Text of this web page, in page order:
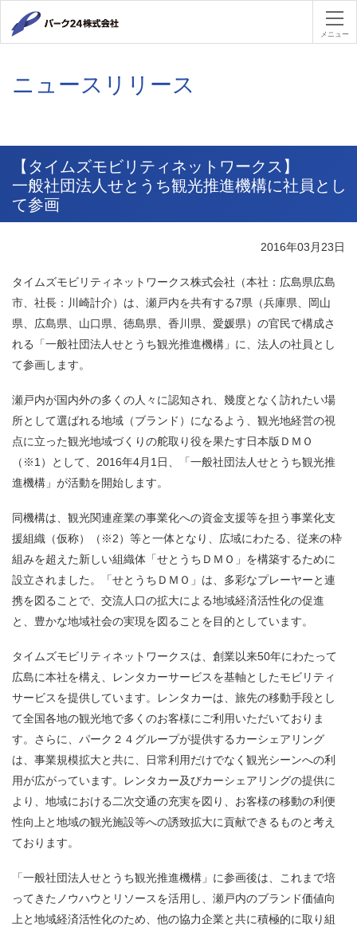
パーク２
メニュー
ニュースリリース
【タイムズモビリティネットワークス】
一般社団法人せとうち観光推進機構に社員とし
て参画
2016年03月23日
タイムズモビリティネットワークス株式会社（本社：広島県広島
市、社長：川崎計介）は、瀬戸内を共有する7県（兵庫県、岡山
県、広島県、山口県、徳島県、香川県、愛媛県）の官民で構成さ
れる「一般社団法人せとうち観光推進機構」に、法人の社員とし
て参画します。
瀬戸内が国内外の多くの人々に認知され、幾度となく訪れたい場
所として選ばれる地域（ブランド）になるよう、観光地経営の視
点に立った観光地域づくりの舵取り役を果たす日本版ＤＭＯ
（※1）として、2016年4月1日、「一般社団法人せとうち観光推
進機構」が活動を開始します。
同機構は、観光関連産業の事業化への資金支援等を担う事業化支
援組織（仮称）（※2）等と一体となり、広域にわたる、従来の枠
組みを超えた新しい組織体「せとうちＤＭＯ」を構築するために
設立されました。「せとうちＤＭＯ」は、多彩なプレーヤーと連
携を図ることで、交流人口の拡大による地域経済活性化の促進
と、豊かな地域社会の実現を図ることを目的としています。
タイムズモビリティネットワークスは、創業以来50年にわたって
広島に本社を構え、レンタカーサービスを基軸としたモビリティ
サービスを提供しています。レンタカーは、旅先の移動手段とし
て全国各地の観光地で多くのお客様にご利用いただいておりま
す。さらに、パーク２４グループが提供するカーシェアリング
は、事業規模拡大と共に、日常利用だけでなく観光シーンへの利
用が広がっています。レンタカー及びカーシェアリングの提供に
より、地域における二次交通の充実を図り、お客様の移動の利便
性向上と地域の観光施設等への誘致拡大に貢献できるものと考え
ております。
「一般社団法人せとうち観光推進機構」に参画後は、これまで培
ってきたノウハウとリソースを活用し、瀬戸内のブランド価値向
上と地域経済活性化のため、他の協力企業と共に積極的に取り組